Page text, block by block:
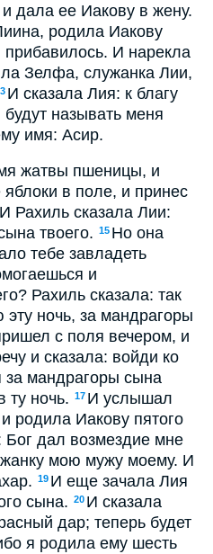
дала ее Иакову в жену.
родила Иакову
прибавилось. И нарекла
Зелфа, служанка Лии,
И сказала Лия: к благу
называть меня
имя: Асир.
жатвы пшеницы, и
в поле, и принес
Рахиль сказала Лии:
твоего. 15 Но она
тебе завладеть
и
Рахиль сказала: так
эту ночь, за мандрагоры
с поля вечером, и
и сказала: войди ко
за мандрагоры сына
ту ночь. 17 И услышал
родила Иакову пятого
Бог дал возмездие мне
мою мужу моему. И
19 И еще зачала Лия
сына. 20 И сказала
дар; теперь будет
я родила ему шесть